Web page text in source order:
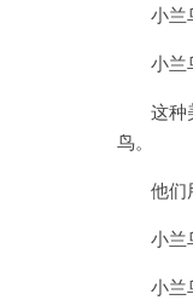
小兰鸟
小兰鸟
这种美
鸟。
他们用
小兰鸟
小兰鸟